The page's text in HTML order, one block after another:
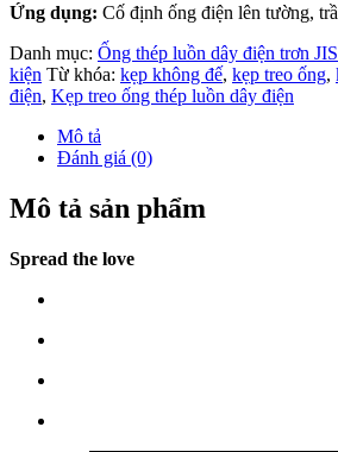
Ứng dụng: Cố định ống điện lên tường,
Danh mục: Ống thép luồn dây điện trơn
kiện Từ khóa: kẹp không đế, kẹp treo ống,
điện, Kẹp treo ống thép luồn dây điện
Mô tả
Đánh giá (0)
Mô tả sản phẩm
Spread the love